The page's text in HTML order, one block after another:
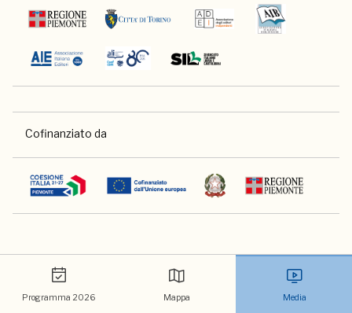
Programma 2026 Mappa Media
Cofinanziato da